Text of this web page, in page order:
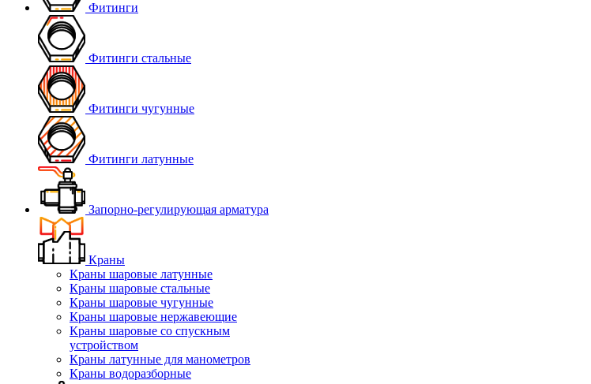
Фитинги
Фитинги стальные
Фитинги чугунные
Фитинги латунные
Запорно-регулирующая арматура
Краны
Краны шаровые латунные
Краны шаровые стальные
Краны шаровые чугунные
Краны шаровые нержавеющие
Краны шаровые со спускным
устройством
Краны латунные для манометров
Краны водоразборные